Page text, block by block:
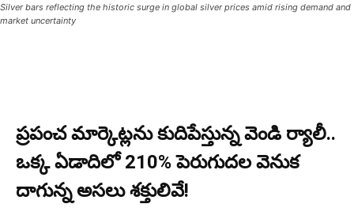
Silver bars reflecting the historic surge in global silver prices amid rising demand and
market uncertainty
ప్రపంచ మార్కెట్లను కుదిపేస్తున్న వెండి ర్యాలీ..
ఒక్క ఏడాదిలో 210% పెరుగుదల వెనుక
దాగున్న అసలు శక్తులివే!